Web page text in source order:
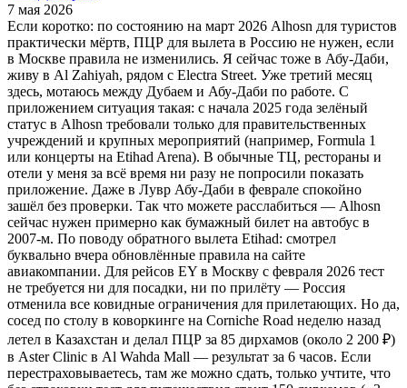
7 мая 2026
Если коротко: по состоянию на март 2026 Alhosn для туристов
практически мёртв, ПЦР для вылета в Россию не нужен, если
в Москве правила не изменились. Я сейчас тоже в Абу-Даби,
живу в Al Zahiyah, рядом с Electra Street. Уже третий месяц
здесь, мотаюсь между Дубаем и Абу-Даби по работе. С
приложением ситуация такая: с начала 2025 года зелёный
статус в Alhosn требовали только для правительственных
учреждений и крупных мероприятий (например, Formula 1
или концерты на Etihad Arena). В обычные ТЦ, рестораны и
отели у меня за всё время ни разу не попросили показать
приложение. Даже в Лувр Абу-Даби в феврале спокойно
зашёл без проверки. Так что можете расслабиться — Alhosn
сейчас нужен примерно как бумажный билет на автобус в
2007-м. По поводу обратного вылета Etihad: смотрел
буквально вчера обновлённые правила на сайте
авиакомпании. Для рейсов EY в Москву с февраля 2026 тест
не требуется ни для посадки, ни по прилёту — Россия
отменила все ковидные ограничения для прилетающих. Но да,
сосед по столу в коворкинге на Corniche Road неделю назад
летел в Казахстан и делал ПЦР за 85 дирхамов (около 2 200 ₽)
в Aster Clinic в Al Wahda Mall — результат за 6 часов. Если
перестраховываетесь, там же можно сдать, только учтите, что